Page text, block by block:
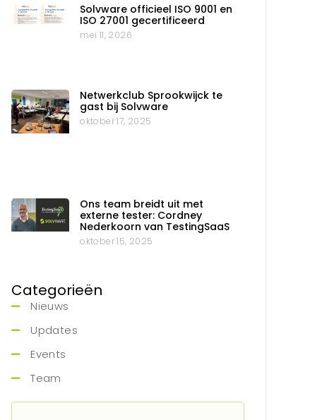
Solvware officieel ISO 9001 en
ISO 27001 gecertificeerd
mei 11, 2026
Netwerkclub Sprookwijck te
gast bij Solvware
oktober 17, 2025
Ons team breidt uit met
externe tester: Cordney
Nederkoorn van TestingSaaS
oktober 15, 2025
Categorieën
Nieuws
Updates
Events
Team